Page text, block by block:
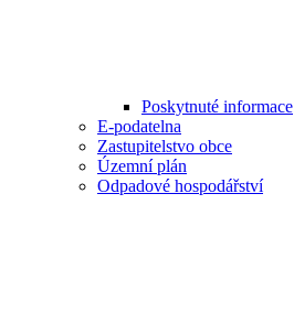
Poskytnuté informace
E-podatelna
Zastupitelstvo obce
Územní plán
Odpadové hospodářství